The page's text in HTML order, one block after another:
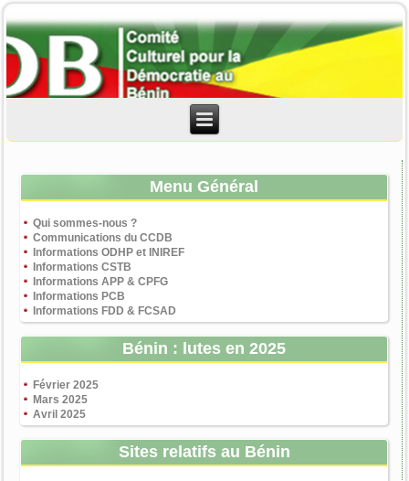
Menu Général
Qui sommes-nous ?
Communications du CCDB
Informations ODHP et INIREF
Informations CSTB
Informations APP & CPFG
Informations PCB
Informations FDD & FCSAD
Bénin : lutes en 2025
Février 2025
Mars 2025
Avril 2025
Sites relatifs au Bénin